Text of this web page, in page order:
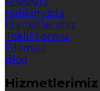
Hakkımızda
Hizmetlerimiz
Teklif Formu
Filomuz
Blog
Hizmetlerimiz